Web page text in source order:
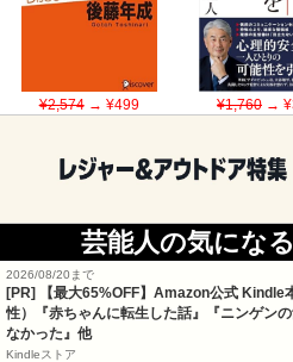
¥2,574→ ¥499 ¥1,760→
芸能人の気にな
2026/08/20まで
[PR]
【最大65%OFF】Amazon公式
性）『赤ちゃんに転生した話』『ニンゲン
なかった』他
Kindleストア